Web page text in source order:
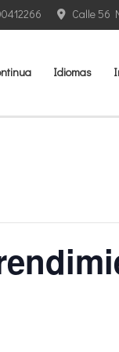
Calle 56
Idiomas